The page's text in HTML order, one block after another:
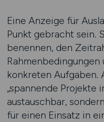
Eine Anzeige für
Punkt gebracht sein.
benennen, den
konkreten Aufgaben.
„spannende Projekte
austauschbar,
für einen Einsatz in